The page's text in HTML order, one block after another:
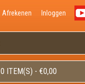
Afrekenen Inloggen
0 ITEM(S) - €0,00